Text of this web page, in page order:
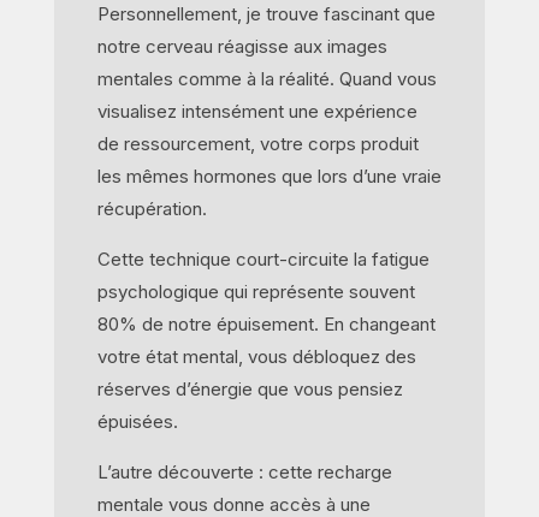
Personnellement, je trouve fascinant que
notre cerveau réagisse aux images
mentales comme à la réalité. Quand vous
visualisez intensément une expérience
de ressourcement, votre corps produit
les mêmes hormones que lors d’une vraie
récupération.
Cette technique court-circuite la fatigue
psychologique qui représente souvent
80% de notre épuisement. En changeant
votre état mental, vous débloquez des
réserves d’énergie que vous pensiez
épuisées.
L’autre découverte : cette recharge
mentale vous donne accès à une